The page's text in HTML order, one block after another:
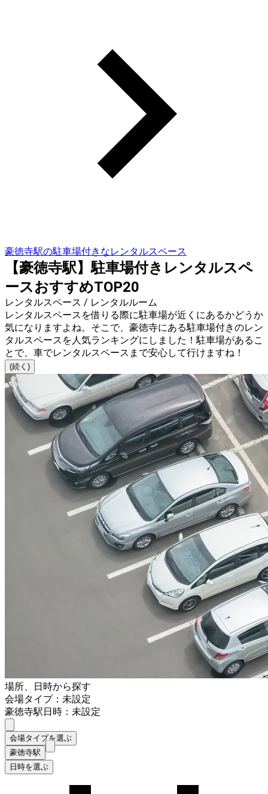
豪徳寺駅の駐車場付きなレンタルスペース
【豪徳寺駅】駐車場付きレンタルスペ
ースおすすめTOP20
レンタルスペース / レンタルルーム
レンタルスペースを借りる際に駐車場が近くにあるかどうか
気になりますよね。そこで、豪徳寺にある駐車場付きのレン
タルスペースを人気ランキングにしました！駐車場があるこ
とで、車でレンタルスペースまで安心して行けますね！
(続く)
場所、日時から探す
会場タイプ：未設定
豪徳寺駅日時：未設定
会場タイプを選ぶ
豪徳寺駅
日時を選ぶ